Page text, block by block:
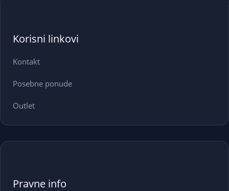
Korisni linkovi
Kontakt
Posebne ponude
Outlet
Pravne info